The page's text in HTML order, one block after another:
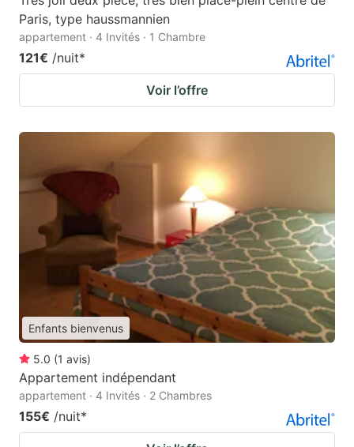
Paris, type haussmannien
appartement · 4 Invités · 1 Chambre
121€ /nuit*
Voir l’offre
Enfants bienvenus
5.0 (1 avis)
Appartement indépendant
appartement · 4 Invités · 2 Chambres
155€ /nuit*